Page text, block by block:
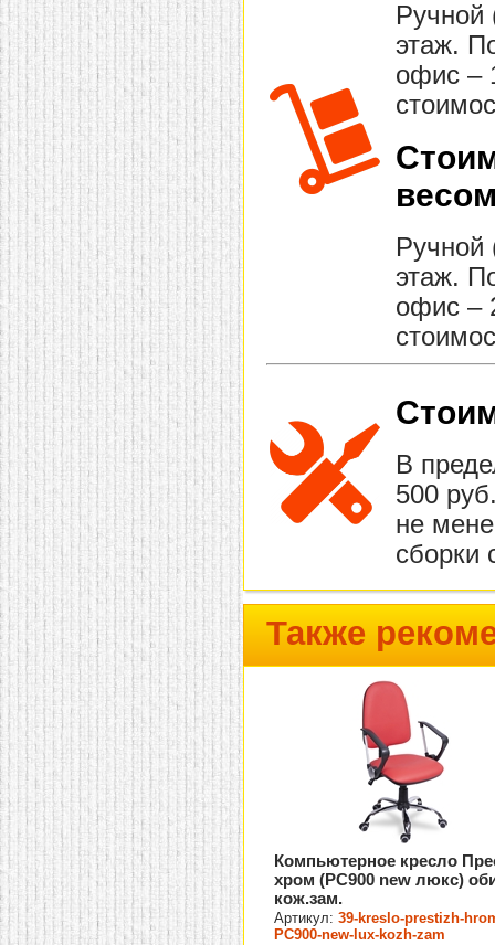
этаж.
офис –
этаж.
офис –
В
500
не
сборки
Также
Компьютерное кресло
хром (PC900 new люкс)
кож.зам.
Артикул:39-kreslo-prestizh-
PC900-new-lux-kozh-zam